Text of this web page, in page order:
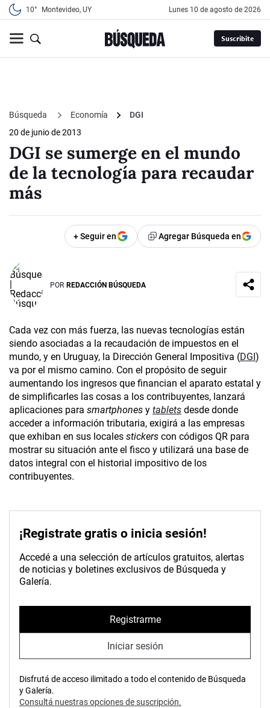
10° Montevideo, UY lunes 10 de agosto de 2026
Suscribite
Búsqueda Economía
DGI
20 de junio de 2013
DGI se sumerge en el mundo
de la tecnología para recaudar
más
+ Seguir en Agregar Búsqueda en
POR REDACCIÓN BÚSQUEDA
Cada vez con más fuerza, las nuevas tecnologías están
siendo asociadas a la recaudación de impuestos en el
mundo, y en Uruguay, la Dirección General Impositiva (DGI)
va por el mismo camino. Con el propósito de seguir
aumentando los ingresos que financian el aparato estatal y
de simplificarles las cosas a los contribuyentes, lanzará
aplicaciones para smartphones y tablets desde donde
acceder a información tributaria, exigirá a las empresas
que exhiban en sus locales stickers con códigos QR para
mostrar su situación ante el fisco y utilizará una base de
datos integral con el historial impositivo de los
contribuyentes.
¡Registrate gratis o inicia sesión!
Accedé a una selección de artículos gratuitos, alertas
de noticias y boletines exclusivos de Búsqueda y
Galería.
Registrarme
Iniciar sesión
Disfrutá de acceso ilimitado a todo el contenido de Búsqueda
y Galería.
Consultá nuestras opciones de suscripción.